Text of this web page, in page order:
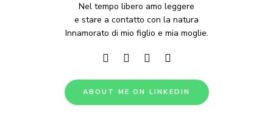
Nel tempo libero amo leggere
e stare a contatto con la natura
Innamorato di mio figlio e mia moglie.
ABOUT ME ON LINKEDIN